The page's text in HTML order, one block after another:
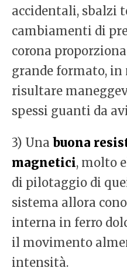
accidentali, sbalzi
cambiamenti di
corona
grande formato, in
risultare
spessi guanti da
3) Una buona
magnetici, molto
di pilotaggio di
sistema allora
interna in ferro
il movimento
intensità.